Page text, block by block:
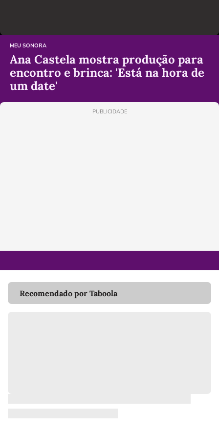
MEU SONORA
Ana Castela mostra produção para
encontro e brinca: 'Está na hora de
um date'
PUBLICIDADE
Recomendado por Taboola